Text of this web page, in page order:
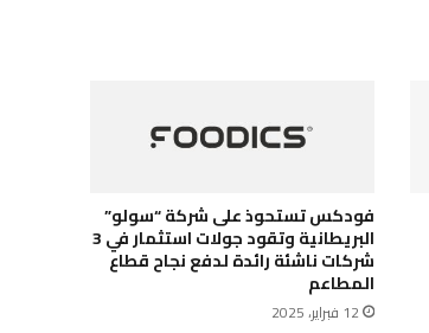
فودكس تستحوذ على شركة “سولو”
البريطانية وتقود جولات استثمار في 3
شركات ناشئة رائدة لدفع نجاح قطاع
المطاعم
12 فبراير، 2025